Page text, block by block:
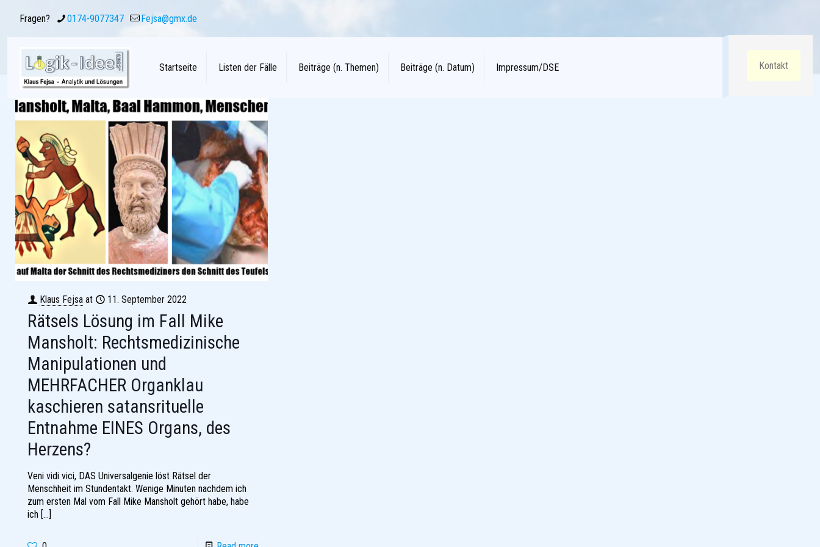
Fragen? 0174-9077347 Fejsa@gmx.de
Startseite Listen der Fälle Beiträge (n. Themen) Beiträge (n. Datum) Impressum/DSE Kontakt
Klaus Fejsa at 11. September 2022
Rätsels Lösung im Fall Mike
Mansholt: Rechtsmedizinische
Manipulationen und
MEHRFACHER Organklau
kaschieren satansrituelle
Entnahme EINES Organs, des
Herzens?
Veni vidi vici, DAS Universalgenie löst Rätsel der
Menschheit im Stundentakt. Wenige Minuten nachdem ich
zum ersten Mal vom Fall Mike Mansholt gehört habe, habe
ich […]